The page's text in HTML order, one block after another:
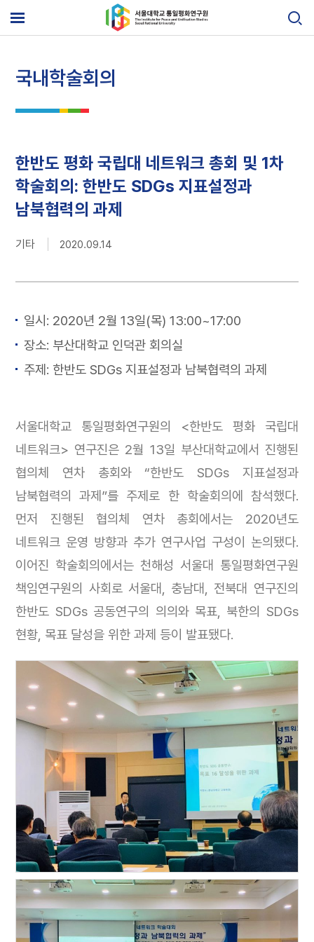
to
content
기
국내학술회의
한반도 평화 국립대 네트워크 총회 및 1차
학술회의: 한반도 SDGs 지표설정과
남북협력의 과제
기타 2020.09.14
일시: 2020년 2월 13일(목) 13:00~17:00
장소: 부산대학교 인덕관 회의실
주제: 한반도 SDGs 지표설정과 남북협력의 과제
서울대학교 통일평화연구원의 <한반도 평화 국립대
네트워크> 연구진은 2월 13일 부산대학교에서 진행된
협의체 연차 총회와 “한반도 SDGs 지표설정과
남북협력의 과제”를 주제로 한 학술회의에 참석했다.
먼저 진행된 협의체 연차 총회에서는 2020년도
네트워크 운영 방향과 추가 연구사업 구성이 논의됐다.
이어진 학술회의에서는 천해성 서울대 통일평화연구원
책임연구원의 사회로 서울대, 충남대, 전북대 연구진의
한반도 SDGs 공동연구의 의의와 목표, 북한의 SDGs
현황, 목표 달성을 위한 과제 등이 발표됐다.